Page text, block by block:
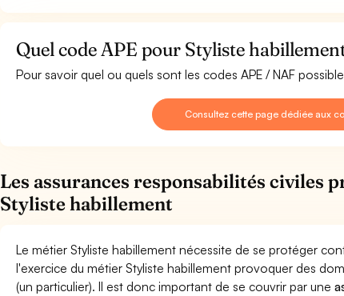
Quel code APE pour Styliste
Pour savoir quel ou quels sont les codes APE / NAF
Consultez cette page dédiée aux
Les assurances responsabilités civiles
Styliste habillement
Le métier Styliste habillement nécessite de se protéger
l'exercice du métier Styliste habillement provoquer des
(un particulier). Il est donc important de se couvrir par une